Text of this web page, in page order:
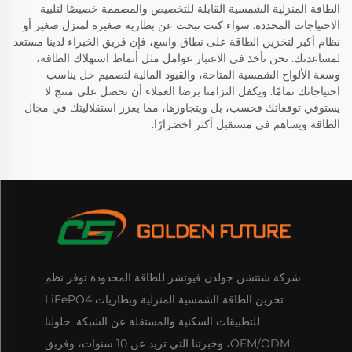
الطاقة المنزلية الشمسية القابلة للتخصيص والمصممة خصيصًا لتلبية
الاحتياجات المحددة. سواء كنت تبحث عن بطارية صغيرة لمنزل صغير أو
نظام أكبر لتخزين الطاقة على نطاق واسع، فإن فريق الخبراء لدينا مستعد
لمساعدتك. نحن نأخذ في الاعتبار عوامل مثل أنماط استهلاك الطاقة،
وسعة الألواح الشمسية المتاحة، والقيود المالية لتصميم حل يناسب
احتياجاتك تمامًا. ويكفل التزامنا برضا العملاء أن تحصل على منتج لا
يستوفي توقعاتك فحسب، بل ويتجاوزها، مما يعزز استقلاليتك في مجال
الطاقة ويساهم في مستقبل أكثر اخضرارًا.
شركة شنتشن جولدن فيوتشر للطاقة المحدودة توفر نظم
تخزين الطاقة الشمسية المنزلية وبطاريات LiFePO4
للتطبيقات السكنية والمستقلة عن الشبكة. حلولنا
OEM/ODM، وخبرتنا التي تزيد عن 10 سنوات، وفريق